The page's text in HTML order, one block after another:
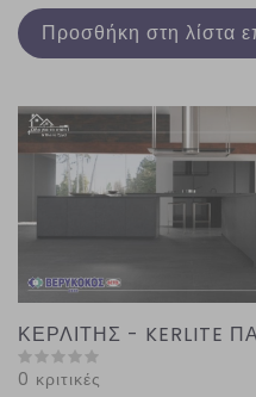
Προσθήκη στη λίστα
ΚΕΡΛΙΤΗΣ - KERLITE
0 κριτικές